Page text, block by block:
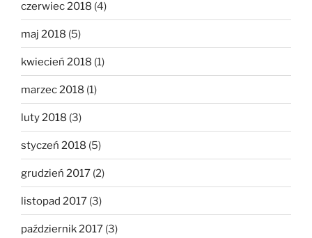
czerwiec 2018 (4)
maj 2018 (5)
kwiecień 2018 (1)
marzec 2018 (1)
luty 2018 (3)
styczeń 2018 (5)
grudzień 2017 (2)
listopad 2017 (3)
październik 2017 (3)